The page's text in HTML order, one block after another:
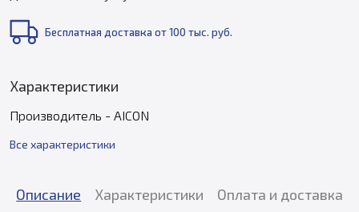
Бесплатная доставка от 100 тыс. руб.
Характеристики
Производитель - AICON
Все характеристики
Описание Характеристики Оплата и доставка